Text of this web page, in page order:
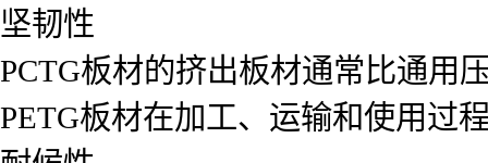
坚韧性
PCTG板材的挤出板材通常比通用
PETG板材在加工、运输和使用过